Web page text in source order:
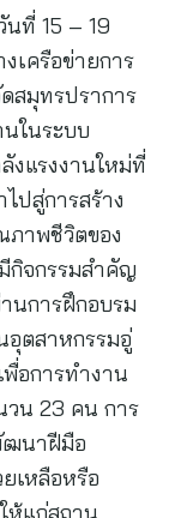
นที่ 15 – 19
เครือข่ายการ
สมุทรปราการ
ในระบบ
งแรงงานใหม่ที่
ปสู่การสร้าง
ภาพชีวิตของ
กิจกรรมสำคัญ
นการฝึกอบรม
อุตสาหกรรมอู่
พื่อการทำงาน
วน 23 คน การ
ฒนาฝีมือ
เหลือหรือ